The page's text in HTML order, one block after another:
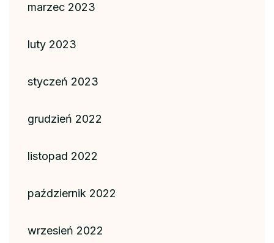
marzec 2023
luty 2023
styczeń 2023
grudzień 2022
listopad 2022
październik 2022
wrzesień 2022